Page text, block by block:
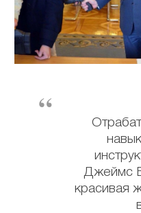
Джеймс
красивая